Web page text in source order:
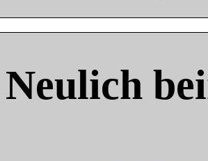
Neulich